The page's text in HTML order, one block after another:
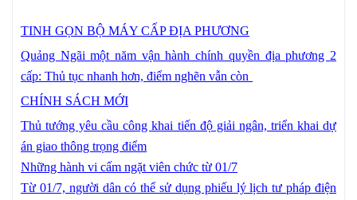
TINH GỌN BỘ MÁY CẤP ĐỊA PHƯƠNG
Quảng Ngãi một năm vận hành chính quyền địa phương 2
cấp: Thủ tục nhanh hơn, điểm nghẽn vẫn còn
CHÍNH SÁCH MỚI
Thủ tướng yêu cầu công khai tiến độ giải ngân, triển khai dự
án giao thông trọng điểm
Những hành vi cấm ngặt viên chức từ 01/7
Từ 01/7, người dân có thể sử dụng phiếu lý lịch tư pháp điện